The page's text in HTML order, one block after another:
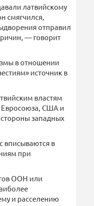
латвийскому
смягчился,
отправил
— говорит
в отношении
источник в
властям
Евросоюза, США и
западных
вписываются в
при
ООН или
и расселению